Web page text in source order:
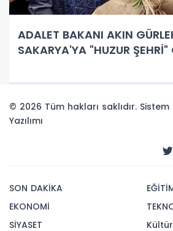
ADALET BAKANI AKIN
SAKARYA'YA "HUZUR
© 2026 Tüm hakları saklıdır.
Yazılımı
SON DAKİKA
EKONOMİ
SİYASET